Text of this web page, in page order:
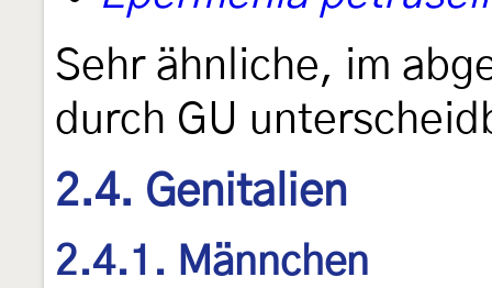
Sehr ähnliche, im
durch GU
2.4. Genitalien
2.4.1. Männchen